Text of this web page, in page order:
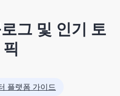
그 및 인기 토
픽
플랫폼 가이드